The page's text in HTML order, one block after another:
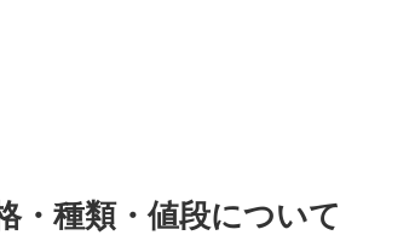
・種類・値段について